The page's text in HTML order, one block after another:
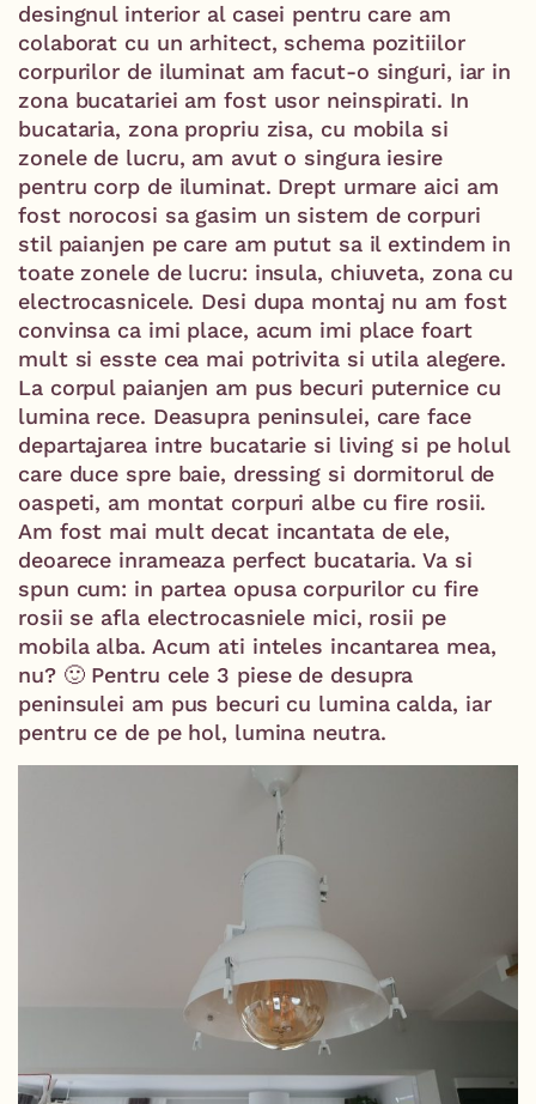
desingnul interior al casei pentru care am
colaborat cu un arhitect, schema pozitiilor
corpurilor de iluminat am facut-o singuri, iar in
zona bucatariei am fost usor neinspirati. In
bucataria, zona propriu zisa, cu mobila si
zonele de lucru, am avut o singura iesire
pentru corp de iluminat. Drept urmare aici am
fost norocosi sa gasim un sistem de corpuri
stil paianjen pe care am putut sa il extindem in
toate zonele de lucru: insula, chiuveta, zona cu
electrocasnicele. Desi dupa montaj nu am fost
convinsa ca imi place, acum imi place foart
mult si esste cea mai potrivita si utila alegere.
La corpul paianjen am pus becuri puternice cu
lumina rece. Deasupra peninsulei, care face
departajarea intre bucatarie si living si pe holul
care duce spre baie, dressing si dormitorul de
oaspeti, am montat corpuri albe cu fire rosii.
Am fost mai mult decat incantata de ele,
deoarece inrameaza perfect bucataria. Va si
spun cum: in partea opusa corpurilor cu fire
rosii se afla electrocasniele mici, rosii pe
mobila alba. Acum ati inteles incantarea mea,
nu? 🙂 Pentru cele 3 piese de desupra
peninsulei am pus becuri cu lumina calda, iar
pentru ce de pe hol, lumina neutra.